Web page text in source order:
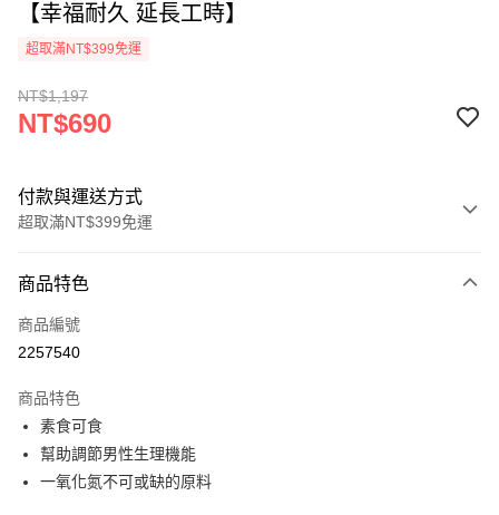
【幸福耐久 延長工時】
超取滿NT$399免運
NT$1,197
NT$690
付款與運送方式
超取滿NT$399免運
信用卡一次付款
信用卡分期付款
合作金庫商業銀行
華南商業銀行
上海商業儲蓄銀行
國泰世華商業銀行
超商取貨付款
LINE Pay
商品特色
商品編號
2257540
商品特色
素食可食
幫助調節男性生理機能
一氧化氮不可或缺的原料